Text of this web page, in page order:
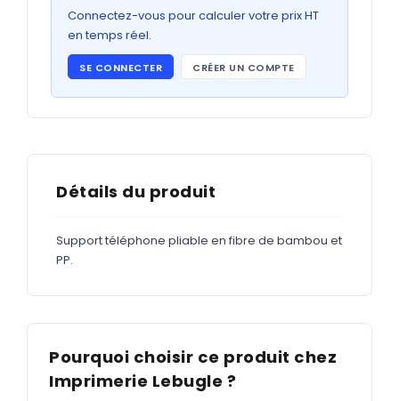
Abribus
Plans
Bâche
ADHÉSIFS
Étiquettes adhésives en bobine
Nouveau
Polos Nouveau
Connectez-vous pour calculer votre prix HT
en temps réel.
SE CONNECTER CRÉER UN COMPTE
Détails du produit
Support téléphone pliable en fibre de bambou et
PP.
Pourquoi choisir ce produit chez
Imprimerie Lebugle ?